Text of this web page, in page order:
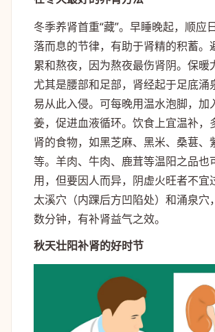
冬季养肾首重“藏”。早睡晚起，顺应
落而息的节律，有助于肾精的积蓄。
累和熬夜，因为熬夜最伤肾阴。保暖
尤其是腰部和足部，肾经起于足底涌
易从此入侵。可每晚用温水泡脚，加
姜，促进血液循环。饮食上宜温补，
肾的食物，如黑芝麻、黑米、桑葚、
等。羊肉、牛肉、鹿茸等温阳之品也
用，但要因人而异，阴虚火旺者不宜
太溪穴（内踝后方凹陷处）和涌泉穴
数分钟，有补肾益气之效。
秋天壮阳补肾的好时节